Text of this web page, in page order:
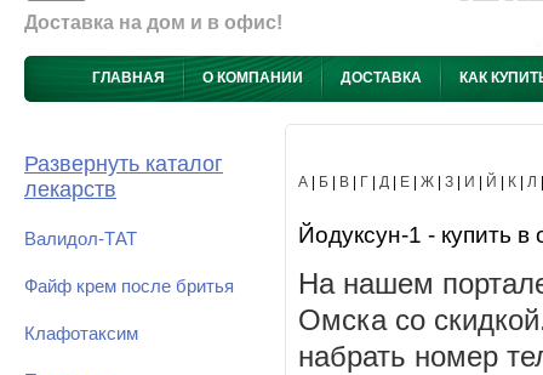
Доставка на дом и в офис!
ГЛАВНАЯ О КОМПАНИИ ДОСТАВКА КАК
Развернуть каталог
лекарств
Валидол-ТАТ
Файф крем после бритья
Клафотаксим
А Б В Г Д Е Ж З И Й К Л
Йодуксун-1 - купить в
На нашем
Омска со
набрать номер